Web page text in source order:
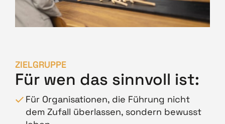
ZIELGRUPPE
Für wen das sinnvoll ist:
Für Organisationen, die Führung nicht
dem Zufall überlassen, sondern bewusst